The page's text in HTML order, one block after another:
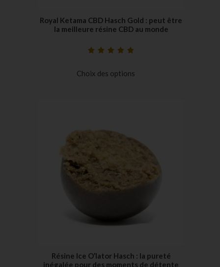
Royal Ketama CBD Hasch Gold : peut être
la meilleure résine CBD au monde
notations
Choix des options
Résine Ice O’lator Hasch : la pureté
inégalée pour des moments de détente